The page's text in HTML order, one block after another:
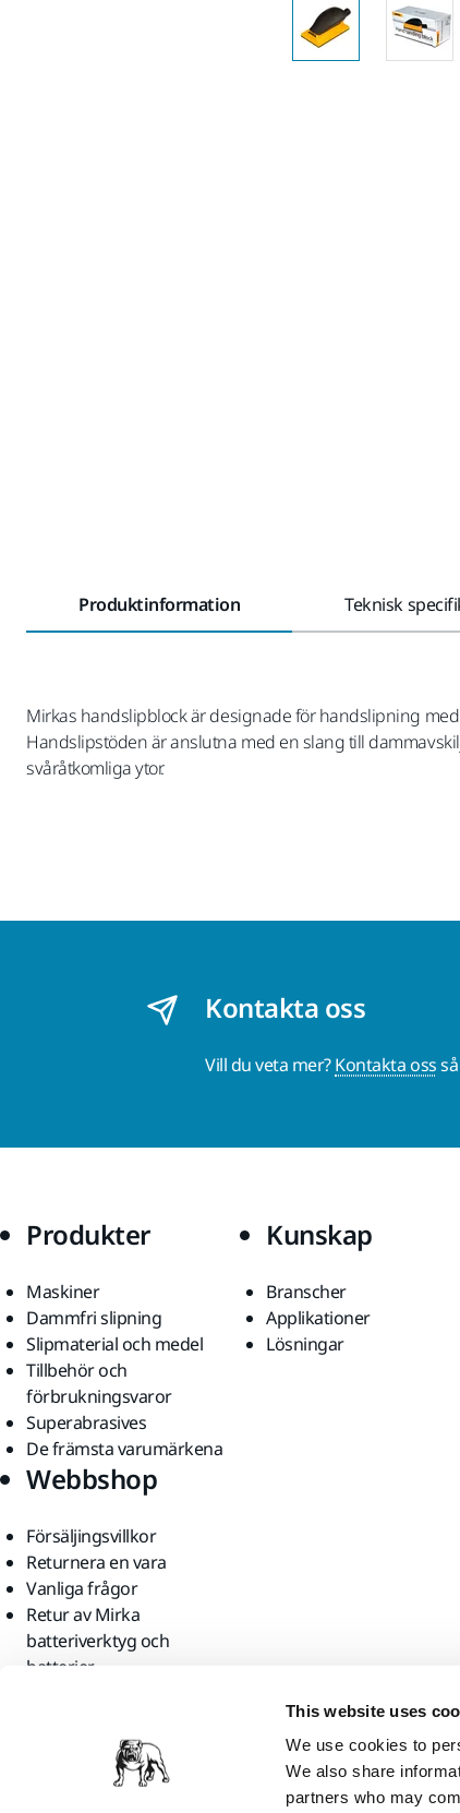
This website uses
We use cookies to
We also share
partners who may
Produktinformation Teknisk
Mirkas handslipblock är designade för handslipning
Handslipstöden är anslutna med en slang till
svåråtkomliga ytor.
Kontakta oss
Vill du veta mer?Kontakta oss
Produkter
Maskiner
Dammfri slipning
Slipmaterial och medel
Tillbehör och
förbrukningsvaror
Superabrasives
De främsta varumärkena
Kunskap
Branscher
Applikationer
Lösningar
Webbshop
Försäljingsvillkor
Returnera en vara
Vanliga frågor
Retur av Mirka
batteriverktyg och
batterier